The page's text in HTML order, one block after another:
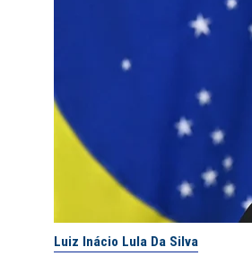
Luiz Inácio Lula Da Silva